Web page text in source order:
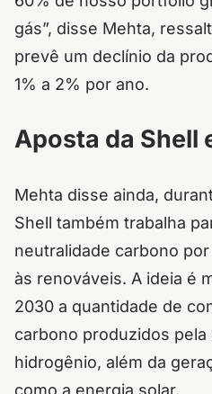
gás”, disse Mehta,
prevê um declínio da
1% a 2% por ano.
Aposta da Shell
Mehta disse ainda,
Shell também trabalha
neutralidade carbono
às renováveis. A ideia é
2030 a quantidade de
carbono produzidos
hidrogênio, além da
como a energia solar.